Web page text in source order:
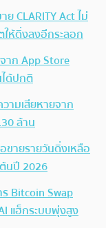
CLARITY Act ไม่
ห้ดิ่งลงอีกระลอก
าก App Store
ด้ปกติ
วามเสียหายจาก
ล้าน
ขายรายวันดิ่งเหลือ
นปี 2026
Bitcoin Swap
แฮ็กระบบพุ่งสูง